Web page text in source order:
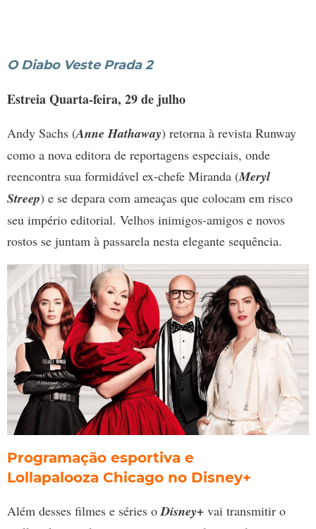
O Diabo Veste Prada 2
Estreia Quarta-feira, 29 de julho
Andy Sachs (Anne Hathaway) retorna à revista Runway
como a nova editora de reportagens especiais, onde
reencontra sua formidável ex-chefe Miranda (Meryl
Streep) e se depara com ameaças que colocam em risco
seu império editorial. Velhos inimigos-amigos e novos
rostos se juntam à passarela nesta elegante sequência.
Programação esportiva e
Lollapalooza Chicago no Disney+
Além desses filmes e séries oDisney+ vai transmitir o